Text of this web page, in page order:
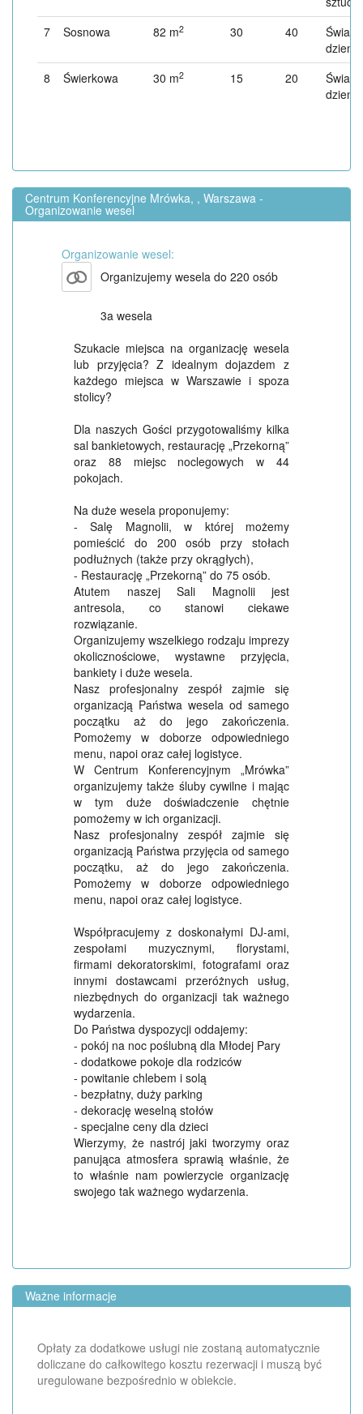
7
Sosnowa 82 m2 30 40
Światło
8
Świerkowa 30 m2 15 20
Światło
Centrum Konferencyjne Mrówka, , Warszawa -
Organizowanie wesel
Organizowanie wesel:
Organizujemy wesela do 220 osób
3a wesela
Szukacie miejsca na organizację wesela
lub przyjęcia? Z idealnym dojazdem z
każdego miejsca w Warszawie i spoza
stolicy?
Dla naszych Gości przygotowaliśmy kilka
sal bankietowych, restaurację „Przekorną”
oraz 88 miejsc noclegowych w 44
pokojach.
Na duże wesela proponujemy:
- Salę Magnolii, w której możemy
pomieścić do 200 osób przy stołach
podłużnych (także przy okrągłych),
- Restaurację „Przekorną” do 75 osób.
Atutem naszej Sali Magnolii jest
antresola, co stanowi ciekawe
rozwiązanie.
Organizujemy wszelkiego rodzaju imprezy
okolicznościowe, wystawne przyjęcia,
bankiety i duże wesela.
Nasz profesjonalny zespół zajmie się
organizacją Państwa wesela od samego
początku aż do jego zakończenia.
Pomożemy w doborze odpowiedniego
menu, napoi oraz całej logistyce.
W Centrum Konferencyjnym „Mrówka”
organizujemy także śluby cywilne i mając
w tym duże doświadczenie chętnie
pomożemy w ich organizacji.
Nasz profesjonalny zespół zajmie się
organizacją Państwa przyjęcia od samego
początku, aż do jego zakończenia.
Pomożemy w doborze odpowiedniego
menu, napoi oraz całej logistyce.
Współpracujemy z doskonałymi DJ-ami,
zespołami muzycznymi, florystami,
firmami dekoratorskimi, fotografami oraz
innymi dostawcami przeróżnych usług,
niezbędnych do organizacji tak ważnego
wydarzenia.
Do Państwa dyspozycji oddajemy:
- pokój na noc poślubną dla Młodej Pary
- dodatkowe pokoje dla rodziców
- powitanie chlebem i solą
- bezpłatny, duży parking
- dekorację weselną stołów
- specjalne ceny dla dzieci
Wierzymy, że nastrój jaki tworzymy oraz
panująca atmosfera sprawią właśnie, że
to właśnie nam powierzycie organizację
swojego tak ważnego wydarzenia.
Ważne informacje
Opłaty za dodatkowe usługi nie zostaną automatycznie
doliczane do całkowitego kosztu rezerwacji i muszą być
uregulowane bezpośrednio w obiekcie.